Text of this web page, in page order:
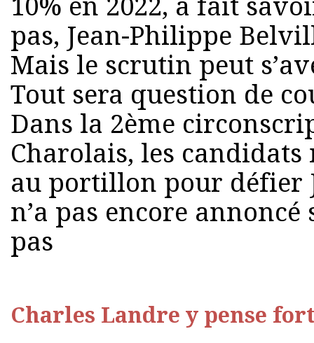
10% en 2022, a fait
pas, Jean-Philippe
Mais le scrutin peut
Tout sera question de
Dans la 2ème
Charolais, les candidats
au portillon pour défier
n’a pas encore
pas
Charles Landre y pense